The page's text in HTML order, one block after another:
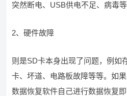
突然断电、USB供电不足、病毒等
2、硬件故障
则是SD卡本身出现了问题，例如
卡、坏道、电路板故障等等。如
数据恢复软件自己进行数据恢复